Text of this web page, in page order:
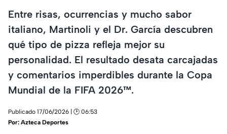
Entre risas, ocurrencias y mucho sabor
italiano, Martinoli y el Dr. García descubren
qué tipo de pizza refleja mejor su
personalidad. El resultado desata carcajadas
y comentarios imperdibles durante la Copa
Mundial de la FIFA 2026™.
Publicado 17/06/2026 | 🕑 06:53
Por: Azteca Deportes